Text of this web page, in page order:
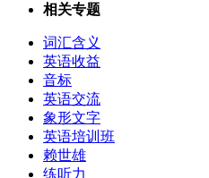
相关专题
词汇含义
英语收益
音标
英语交流
象形文字
英语培训班
赖世雄
练听力